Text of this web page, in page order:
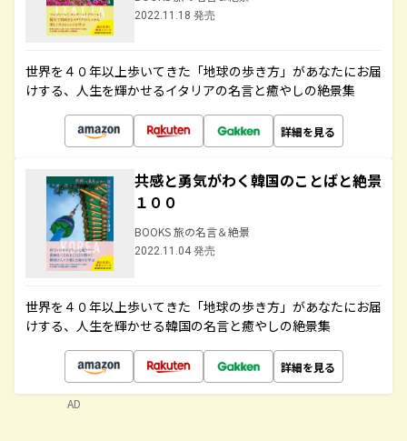
2022.11.18 発売
世界を４０年以上歩いてきた「地球の歩き方」があなたにお届
けする、人生を輝かせるイタリアの名言と癒やしの絶景集
詳細を見る
共感と勇気がわく韓国のことばと絶景
１００
BOOKS 旅の名言＆絶景
2022.11.04 発売
世界を４０年以上歩いてきた「地球の歩き方」があなたにお届
けする、人生を輝かせる韓国の名言と癒やしの絶景集
詳細を見る
AD